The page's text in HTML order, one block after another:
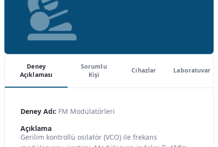
Deney
Açıklaması
Sorumlu
Kişi
Cihazlar Laboratuvar
Deney Adı: FM Modülatörleri
Açıklama
Gerilim kontrollü osilatör (VCO) ile frekans